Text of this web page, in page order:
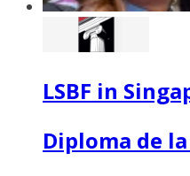
LSBF in
Diploma de